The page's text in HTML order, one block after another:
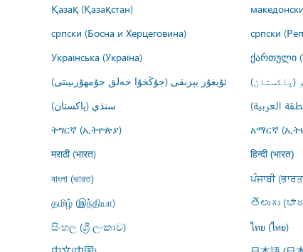
Қазақ (Қазақстан)
српски (Босна и Херцеговина)
српски
Українська (Україна)
ქართული
ئۇيغۇر يېزىقى (جۇڭخۇا خەلق جۇمھۇرىيىتى)
(پاکستان)
سنڌي (پاکستان)
العربية)
ትግርኛ (ኢትዮጵያ) አማርኛ
मराठी (भारत) हिन्दी (भारत)
বাংলা (ভারত)
ਪੰਜਾਬੀ
தமிழ் (இந்தியா)
తెలుగు
සිංහල (ශ්‍රී ලංකාව)
ไทย (ไทย)